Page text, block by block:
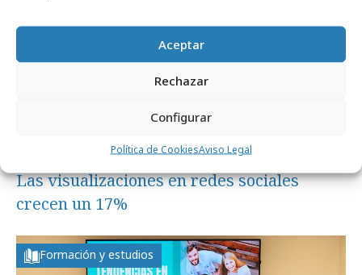
Aceptar
Rechazar
Configurar
Política de CookiesAviso Legal
jueves, 2 de julio 2026
Las visualizaciones en redes sociales
crecen un 17%
Formación y estudios